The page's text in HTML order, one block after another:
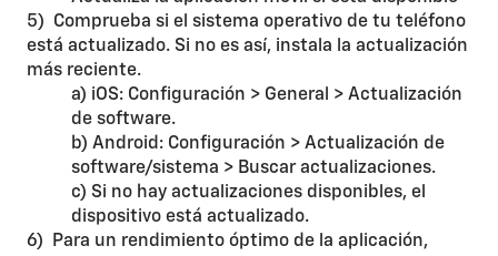
5) Comprueba si el sistema operativo de tu teléfono
está actualizado. Si no es así, instala la actualización
más reciente.
a) iOS: Configuración > General > Actualización
de software.
b) Android: Configuración > Actualización de
software/sistema > Buscar actualizaciones.
c) Si no hay actualizaciones disponibles, el
dispositivo está actualizado.
6) Para un rendimiento óptimo de la aplicación,